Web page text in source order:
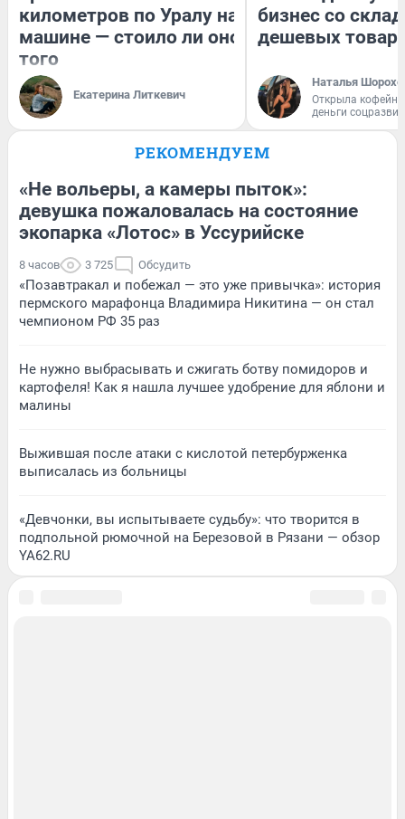
километров по Уралу на
машине — стоило ли оно
того
Екатерина Литкевич
бизнес со
дешевых
Наталья
Открыла
деньги
РЕКОМЕНДУЕМ
«Не вольеры, а камеры пыток»:
девушка пожаловалась на состояние
экопарка «Лотос» в Уссурийске
8 часов 3 725 Обсудить
«Позавтракал и побежал — это уже привычка»: история
пермского марафонца Владимира Никитина — он стал
чемпионом РФ 35 раз
Не нужно выбрасывать и сжигать ботву помидоров и
картофеля! Как я нашла лучшее удобрение для яблони и
малины
Выжившая после атаки с кислотой петербурженка
выписалась из больницы
«Девчонки, вы испытываете судьбу»: что творится в
подпольной рюмочной на Березовой в Рязани — обзор
YA62.RU